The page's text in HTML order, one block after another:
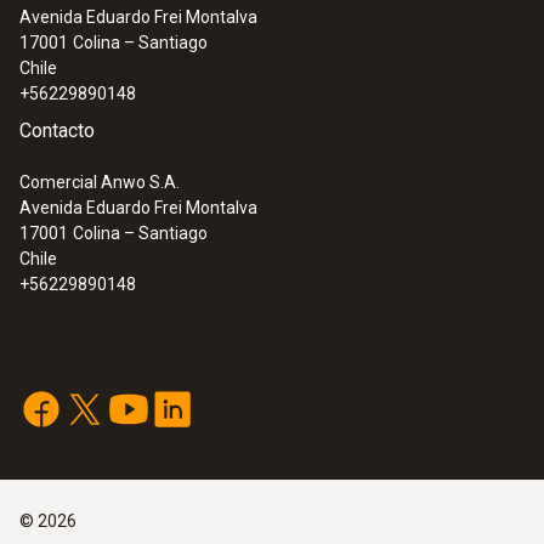
Avenida Eduardo Frei Montalva
17001 Colina – Santiago
Chile
+56229890148
Contacto
Comercial Anwo S.A.
Avenida Eduardo Frei Montalva
17001 Colina – Santiago
Chile
+56229890148
© 2026